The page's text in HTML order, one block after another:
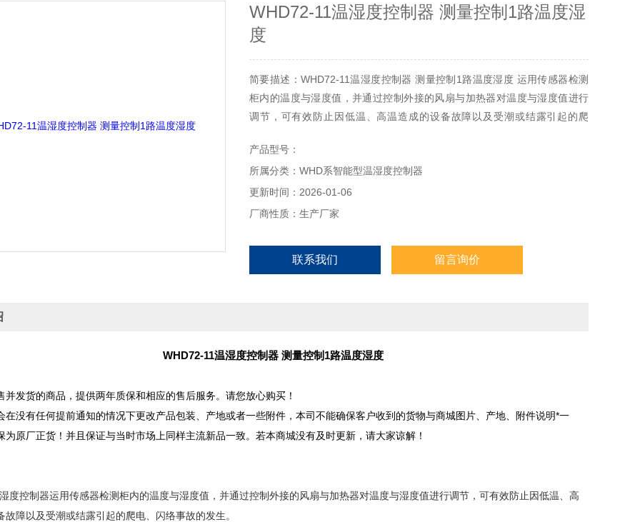
WHD72-11温湿度控制器 测量控制1路温度湿
度
简要描述：WHD72-11温湿度控制器 测量控制1路温度湿度 运用传感器检测
柜内的温度与湿度值，并通过控制外接的风扇与加热器对温度与湿度值进行
调节，可有效防止因低温、高温造成的设备故障以及受潮或结露引起的爬
产品型号：
所属分类：WHD系智能型温湿度控制器
更新时间：2026-01-06
厂商性质：生产厂家
联系我们 留言询价
WHD72-11温湿度控制器 测量控制1路温度湿度
并发货的商品，提供两年质保和相应的售后服务。请您放心购买！
在没有任何提前通知的情况下更改产品包装、产地或者一些附件，本司不能确保客户收到的货物与商城图片、产地、附件说明*一
为原厂正货！并且保证与当时市场上同样主流新品一致。若本商城没有及时更新，请大家谅解！
度控制器运用传感器检测柜内的温度与湿度值，并通过控制外接的风扇与加热器对温度与湿度值进行调节，可有效防止因低温、高
故障以及受潮或结露引起的爬电、闪络事故的发生。